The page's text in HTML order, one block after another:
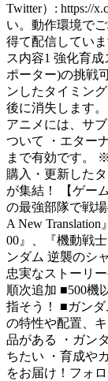
Twitter）: https://
い。動作環境で
得て配信してい
ス内容1 強化育
ポーター)の挑戦
ンしたタイミン
後に消失します
アニメには、サ
ついて ・エター
まで有効です。
購入・更新したタ
が集結！ 【ゲー
の最強部隊で戦
A New
00』、『機動戦
ンダム 逆襲のシ
忠実なストーリ
順次追加 ■500機
指そう！ ■ガン
の特性や配置、
品がある ・ガン
ちたい ・育成や
をお届け！フォ